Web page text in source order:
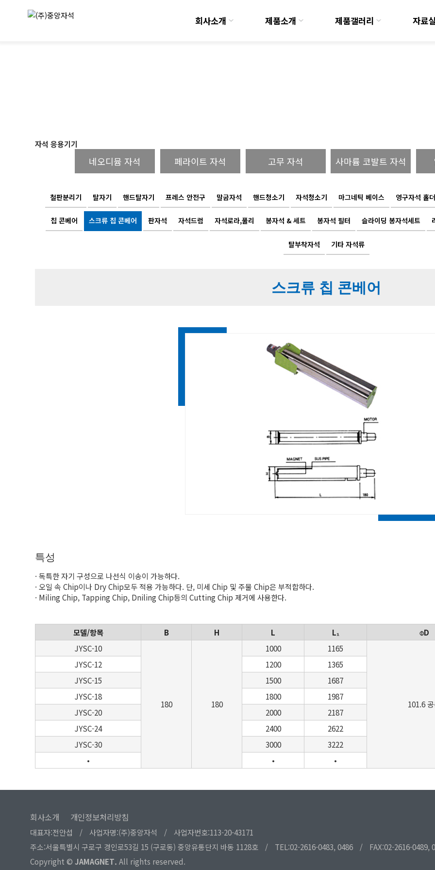
회사소개 제품소개 제품갤러리 자료실
자석 응용기기
네오디뮴 자석 페라이트 자석 고무 자석 사마륨 코발트 자석
철판분리기 탈자기 핸드탈자기 프레스 안전구 말굽자석 핸드청소기 자석청소기 마그네틱 베이스 영구자석 홀더
칩 콘베어 스크류 칩 콘베어 판자석 자석드럼 자석로라,풀리 봉자석 & 세트 봉자석 필터 슬라이딩 봉자석세트
탈부착자석 기타 자석류
스크류 칩 콘베어
특성
· 독특한 자기 구성으로 나선식 이송이 가능하다.
· 오일 속 Chip이나 Dry Chip모두 적용 가능하다. 단, 미세 Chip 및 주물 Chip은 부적합하다.
· Miling Chip, Tapping Chip, Dniling Chip등의 Cutting Chip 제거에 사용한다.
모델/항목 B H L L₁ ⌽D
JYSC-10
180 180
1000 1165
101.6
JYSC-12 1200
1365
JYSC-15
1500
1687
JYSC-18 1800
1987
JYSC-20
2000
2187
JYSC-24
2400 2622
JYSC-30 3000
3222
•
• •
회사소개 개인정보처리방침
대표자:전안섭 / 사업자명:(주)중앙자석 /
사업자번호:113-20-43171
주소:서울특별시 구로구 경인로53길 15 (구로동) 중앙유통단지 바동 1128호
/ TEL:02-2616-0483, 0486 / FAX:02-2616-0489,
Copyright © JAMAGNET. All rights reserved.